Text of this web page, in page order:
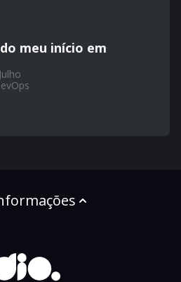
meu início em